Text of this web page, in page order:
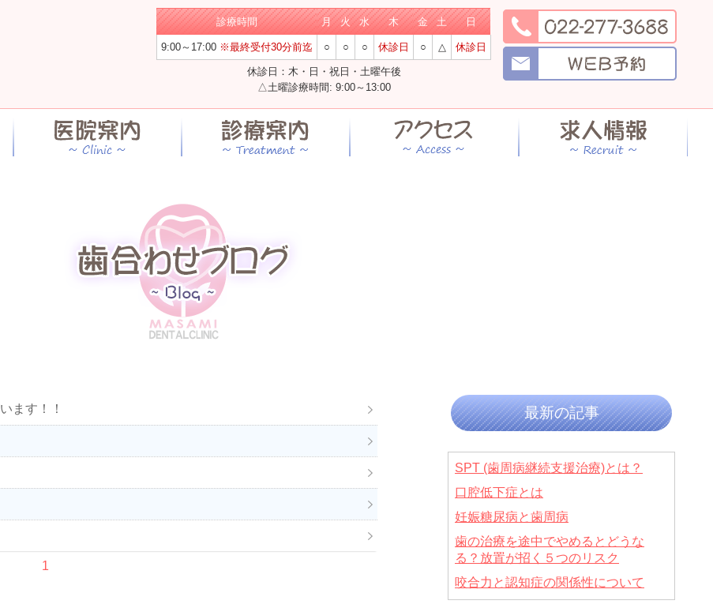
診療時間 月 火 水 木 金 土 日
9:00～17:00 ※最終受付30分前迄 ○ ○ ○ 休診日 ○ △ 休診日
休診日：木・日・祝日・土曜午後
△土曜診療時間: 9:00～13:00
ます！！
1
最新の記事
SPT (歯周病継続支援治療)とは？
口腔低下症とは
妊娠糖尿病と歯周病
歯の治療を途中でやめるとどうな
る？放置が招く５つのリスク
咬合力と認知症の関係性について